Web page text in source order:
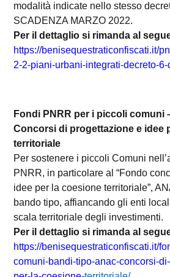
modalità indicate nello stesso
SCADENZA MARZO 2022.
Per il dettaglio si rimanda al
https://benisequestraticonfiscati.it/
2-2-piani-urbani-integrati-decreto-
Fondi PNRR per i piccoli comuni
Concorsi di progettazione e idee
territoriale
Per sostenere i piccoli Comuni
PNRR, in particolare al “Fondo
idee per la coesione territoriale”,
bando tipo, affiancando gli enti
scala territoriale degli investimenti.
Per il dettaglio si rimanda al
https://benisequestraticonfiscati.it/
comuni-bandi-tipo-anac-concorsi-